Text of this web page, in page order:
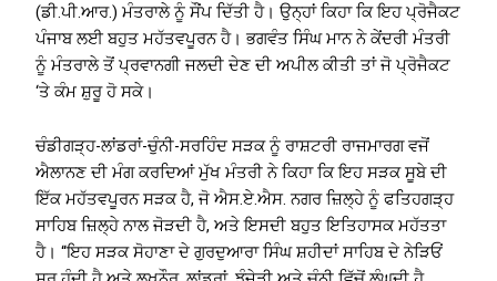
(ਡੀ.ਪੀ.ਆਰ.) ਮੰਤਰਾਲੇ ਨੂੰ ਸੌਂਪ ਦਿੱਤੀ ਹੈ। ਉਨ੍ਹਾਂ ਕਿਹਾ ਕਿ ਇਹ ਪ੍ਰੋਜੈਕਟ
ਪੰਜਾਬ ਲਈ ਬਹੁਤ ਮਹੱਤਵਪੂਰਨ ਹੈ। ਭਗਵੰਤ ਸਿੰਘ ਮਾਨ ਨੇ ਕੇਂਦਰੀ ਮੰਤਰੀ
ਨੂੰ ਮੰਤਰਾਲੇ ਤੋਂ ਪ੍ਰਵਾਨਗੀ ਜਲਦੀ ਦੇਣ ਦੀ ਅਪੀਲ ਕੀਤੀ ਤਾਂ ਜੋ ਪ੍ਰੋਜੈਕਟ
‘ਤੇ ਕੰਮ ਸ਼ੁਰੂ ਹੋ ਸਕੇ।
ਚੰਡੀਗੜ੍ਹ-ਲਾਂਡਰਾਂ-ਚੁੰਨੀ-ਸਰਹਿੰਦ ਸੜਕ ਨੂੰ ਰਾਸ਼ਟਰੀ ਰਾਜਮਾਰਗ ਵਜੋਂ
ਐਲਾਨਣ ਦੀ ਮੰਗ ਕਰਦਿਆਂ ਮੁੱਖ ਮੰਤਰੀ ਨੇ ਕਿਹਾ ਕਿ ਇਹ ਸੜਕ ਸੂਬੇ ਦੀ
ਇੱਕ ਮਹੱਤਵਪੂਰਨ ਸੜਕ ਹੈ, ਜੋ ਐਸ.ਏ.ਐਸ. ਨਗਰ ਜ਼ਿਲ੍ਹੇ ਨੂੰ ਫਤਿਹਗੜ੍ਹ
ਸਾਹਿਬ ਜ਼ਿਲ੍ਹੇ ਨਾਲ ਜੋੜਦੀ ਹੈ, ਅਤੇ ਇਸਦੀ ਬਹੁਤ ਇਤਿਹਾਸਕ ਮਹੱਤਤਾ
ਹੈ। “ਇਹ ਸੜਕ ਸੋਹਾਣਾ ਦੇ ਗੁਰਦੁਆਰਾ ਸਿੰਘ ਸ਼ਹੀਦਾਂ ਸਾਹਿਬ ਦੇ ਨੇੜਿਓਂ